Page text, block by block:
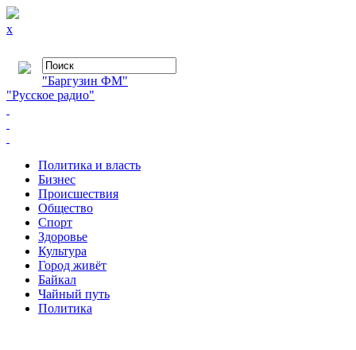
x
"Баргузин ФМ"
"Русское радио"
Политика и власть
Бизнес
Происшествия
Общество
Cпорт
Здоровье
Культура
Город живёт
Байкал
Чайный путь
Политика